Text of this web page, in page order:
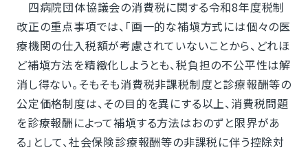
四病院団体協議会の消費税に関する令和8年度税制
改正の重点事項では、「画一的な補塡方式には個々の医
療機関の仕入税額が考慮されていないことから、どれほ
ど補塡方法を精緻化しようとも、税負担の不公平性は解
消し得ない。そもそも消費税非課税制度と診療報酬等の
公定価格制度は、その目的を異にする以上、消費税問題
を診療報酬によって補塡する方法はおのずと限界があ
る」として、社会保険診療報酬等の非課税に伴う控除対